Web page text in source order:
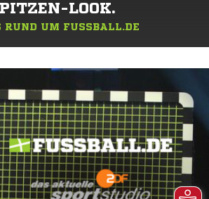
LOOK.
RUND UM FUSSBALL.DE